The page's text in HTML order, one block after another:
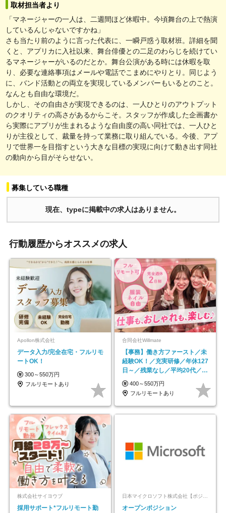
取材担当者より
「マネージャーの一人は、二週間ほど休暇中。今頃舞台の上で熱演
しているんじゃないですかね」
さも当たり前のように言った代表に、一瞬戸惑う取材班。詳細を聞
くと、アプリカに入社以来、舞台俳優との二足のわらじを続けてい
るマネージャーがいるのだとか。舞台公演がある時には休暇を取
り、必要な連絡事項はメールや電話でこまめにやりとり。同じよう
に、バンド活動との両立を実現しているメンバーもいるとのこと。
なんとも自由な環境だ。
しかし、その自由さが実現できるのは、一人ひとりのアウトプット
のクオリティの高さがあるからこそ。スタッフが作成した企画書か
ら実際にアプリが生まれるような自由度の高い同社では、一人ひと
りが主役として、裁量を持って業務に取り組んでいる。今後、アプ
リで世界一を目指すという大きな目標の実現に向けて動き出す同社
の動向から目がそらせない。
募集している職種
現在、typeに掲載中の求人はありません。
行動履歴からオススメの求人
Apollon株式会社
データ入力/完全在宅・フルリモ
ートOK！
300～550万円
フルリモートあり
合同会社Willmate
【事務】働き方ファースト／未
経験OK！／充実研修／年休127
日～／残業なし／平均20代／リ
モートOK
400～550万円
フルリモートあり
株式会社サイヨウブ
採用サポート*フルリモート勤
日本マイクロソフト株式会社【ポジションマッチ登録】
オープンポジション